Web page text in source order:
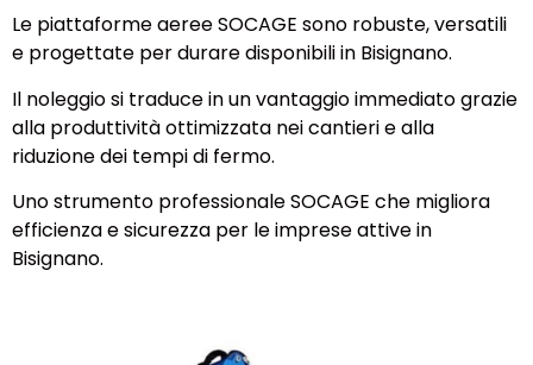
Le piattaforme aeree SOCAGE sono robuste, versatili
e progettate per durare disponibili in Bisignano.
Il noleggio si traduce in un vantaggio immediato grazie
alla produttività ottimizzata nei cantieri e alla
riduzione dei tempi di fermo.
Uno strumento professionale SOCAGE che migliora
efficienza e sicurezza per le imprese attive in
Bisignano.